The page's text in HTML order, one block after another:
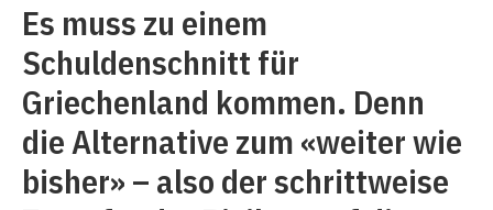
Es muss zu einem
Schuldenschnitt für
Griechenland kommen. Denn
die Alternative zum «weiter wie
bisher» – also der schrittweise